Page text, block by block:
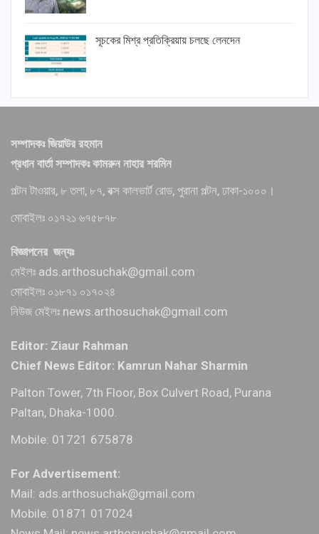
সূচকের মিশ্র প্রতিক্রিয়ায় চলছে লেনদেন
সম্পাদকঃ জিয়াউর রহমান
প্রধান বার্তা সম্পাদকঃ কামরুন নাহার শরমিন
পল্টন টাওয়ার, ৮ তলা, ৮৭, বক্স কালভার্ট রোড, পুরানা পল্টন, ঢাকা-১০০০।
মোবাইলঃ ০১৭২১ ৬৭৫৮৭৮
বিজ্ঞাপনের জন্যঃ
মেইলঃ ads.arthosuchak@gmail.com
মোবাইলঃ ০১৮৭১ ০১৭০২৪
নিউজ মেইলঃ news.arthosuchak@gmail.com
Editor: Ziaur Rahman
Chief News Editor: Kamrun Nahar Sharmin
Palton Tower, 7th Floor, Box Culvert Road, Purana
Paltan, Dhaka-1000.
Mobile: 01721 675878
For Advertisement:
Mail: ads.arthosuchak@gmail.com
Mobile: 01871 017024